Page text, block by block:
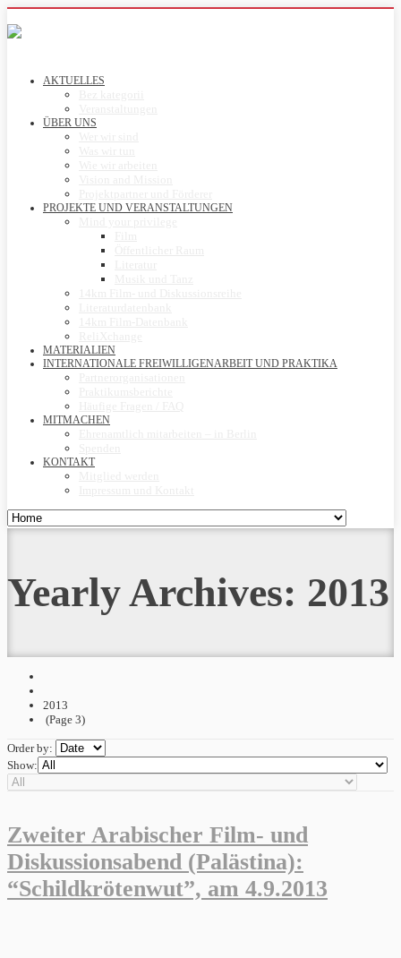
AKTUELLES
ÜBER UNS
PROJEKTE UND VERANSTALTUNGEN
MATERIALIEN
INTERNATIONALE FREIWILLIGENARBEIT UND PRAKTIKA
MITMACHEN
KONTAKT
Yearly Archives: 2013
2013
(Page 3)
Order by:
Show:
Zweiter Arabischer Film- und
Diskussionsabend (Palästina):
“Schildkrötenwut”, am 4.9.2013